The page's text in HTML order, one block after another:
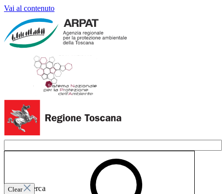
Vai al contenuto
Clear
Invia ricerca